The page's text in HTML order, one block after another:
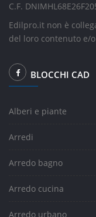
C.F.
Edilpro.it non è
del loro contenuto e/
BLOCCHI CAD
Alberi e piante
Arredi
Arredo bagno
Arredo cucina
Arredo urbano